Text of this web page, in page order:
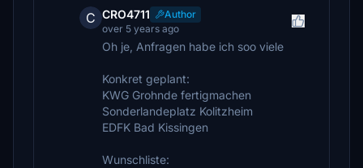
C CRO4711
Author
over 5 years ago
Oh je, Anfragen habe ich soo viele
Konkret geplant:
KWG Grohnde fertigmachen
Sonderlandeplatz Kolitzheim
EDFK Bad Kissingen
Wunschliste: